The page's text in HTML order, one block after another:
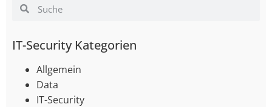
IT-Security Kategorien
Allgemein
Data
IT-Security